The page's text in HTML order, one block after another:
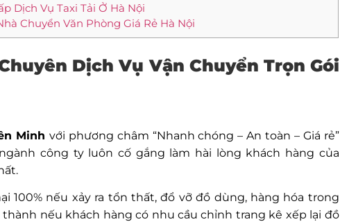
Dịch Vụ Taxi Tải Ở Hà Nội
Chuyển Văn Phòng Giá Rẻ Hà Nội
Dịch Vụ Vận Chuyển Trọn Gói
Minh với phương châm “Nhanh chóng – An toàn – Giá rẻ”
công ty luôn cố gắng làm hài lòng khách hàng của
100% nếu xảy ra tổn thất, đổ vỡ đồ dùng, hàng hóa trong
nếu khách hàng có nhu cầu chỉnh trang kê xếp lại đồ